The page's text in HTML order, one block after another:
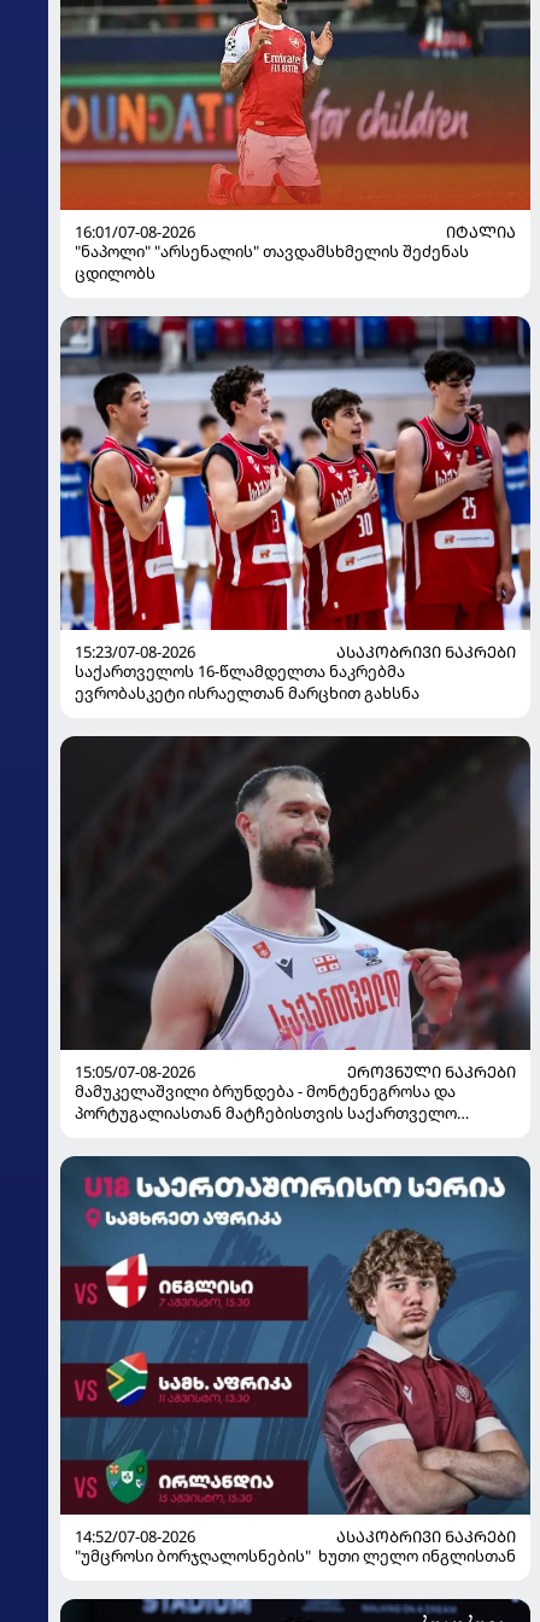
16:01/07-08-2026
ᲘᲢᲐᲚᲘᲐ
"ნაპოლი" "არსენალის" თავდამსხმელის შეძენას
ცდილობს
15:23/07-08-2026
ᲐᲡᲐᲙᲝᲑᲠᲘᲕᲘ ᲜᲐᲙᲠᲔᲑᲘ
საქართველოს 16-წლამდელთა ნაკრებმა
ევრობასკეტი ისრაელთან მარცხით გახსნა
15:05/07-08-2026
ᲔᲠᲝᲕᲜᲣᲚᲘ ᲜᲐᲙᲠᲔᲑᲘ
მამუკელაშვილი ბრუნდება - მონტენეგროსა და
პორტუგალიასთან მატჩებისთვის საქართველო
14:52/07-08-2026
ᲐᲡᲐᲙᲝᲑᲠᲘᲕᲘ ᲜᲐᲙᲠᲔᲑᲘ
"უმცროსი ბორჯღალოსნების" ხუთი ლელო ინგლისთან